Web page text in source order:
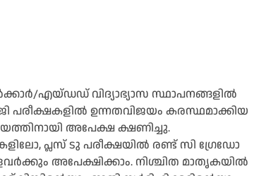
എയ്ഡഡ് വിദ്യാഭ്യാസ സ്ഥാപനങ്ങളില്‍
പരീക്ഷകളില്‍ ഉന്നതവിജയം കരസ്ഥമാക്കിയ
അപേക്ഷ ക്ഷണിച്ചു.
പ്ലസ് ടു പരീക്ഷയില്‍ രണ്ട് സി ഗ്രേഡോ
അപേക്ഷിക്കാം. നിശ്ചിത മാതൃകയില്‍